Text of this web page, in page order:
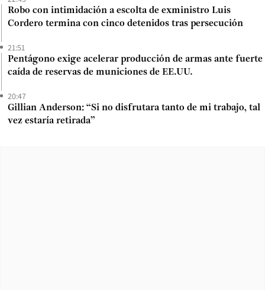
Robo con intimidación a escolta de exministro Luis
Cordero termina con cinco detenidos tras persecución
21:51
Pentágono exige acelerar producción de armas ante fuerte
caída de reservas de municiones de EE.UU.
20:47
Gillian Anderson: “Si no disfrutara tanto de mi trabajo, tal
vez estaría retirada”